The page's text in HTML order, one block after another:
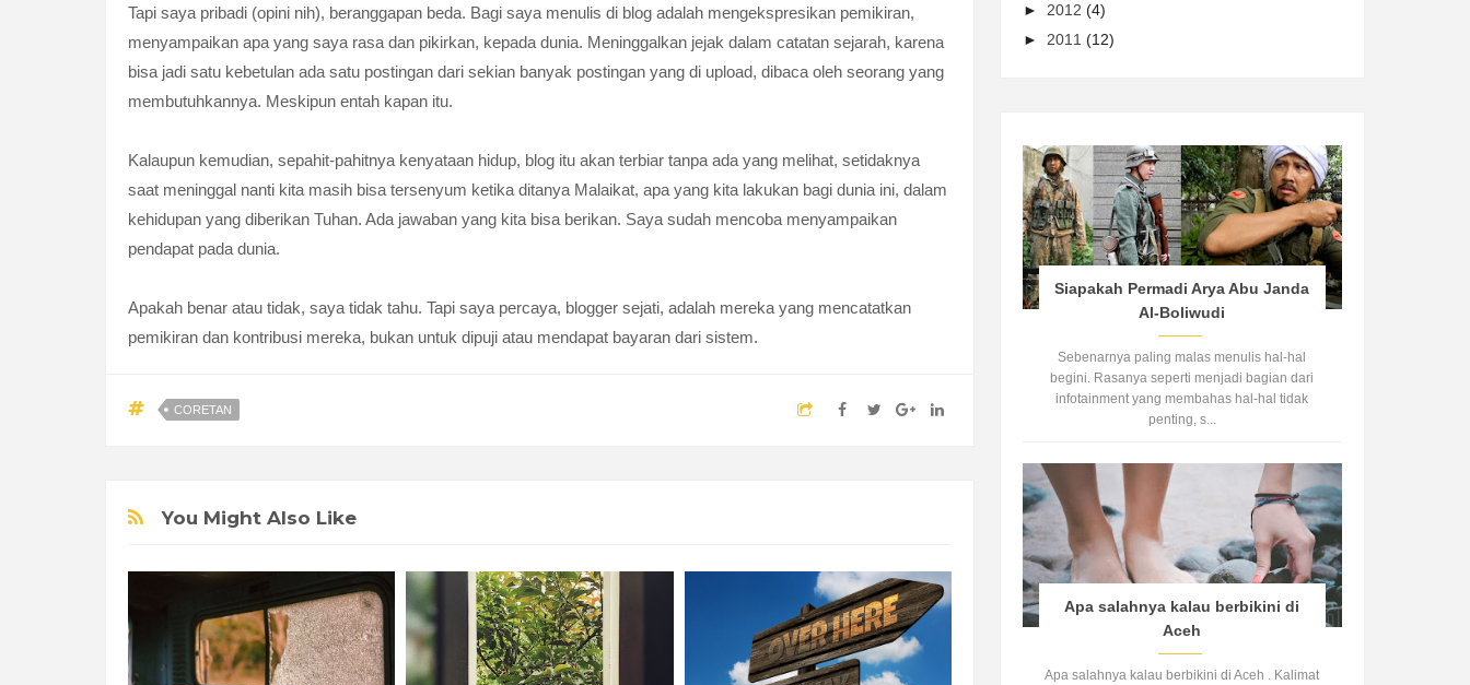
Tapi saya pribadi (opini nih), beranggapan beda. Bagi saya menulis di blog adalah mengekspresikan pemikiran,
menyampaikan apa yang saya rasa dan pikirkan, kepada dunia. Meninggalkan jejak dalam catatan sejarah, karena
bisa jadi satu kebetulan ada satu postingan dari sekian banyak postingan yang di upload, dibaca oleh seorang yang
membutuhkannya. Meskipun entah kapan itu.
Kalaupun kemudian, sepahit-pahitnya kenyataan hidup, blog itu akan terbiar tanpa ada yang melihat, setidaknya
saat meninggal nanti kita masih bisa tersenyum ketika ditanya Malaikat, apa yang kita lakukan bagi dunia ini, dalam
kehidupan yang diberikan Tuhan. Ada jawaban yang kita bisa berikan. Saya sudah mencoba menyampaikan
pendapat pada dunia.
Apakah benar atau tidak, saya tidak tahu. Tapi saya percaya, blogger sejati, adalah mereka yang mencatatkan
pemikiran dan kontribusi mereka, bukan untuk dipuji atau mendapat bayaran dari sistem.
CORETAN
You Might Also Like
► 2012 (4)
► 2011 (12)
Siapakah Permadi Arya Abu Janda
Al-Boliwudi
Sebenarnya paling malas menulis hal-hal
begini. Rasanya seperti menjadi bagian dari
infotainment yang membahas hal-hal tidak
penting, s...
Apa salahnya kalau berbikini di
Aceh
Apa salahnya kalau berbikini di Aceh . Kalimat